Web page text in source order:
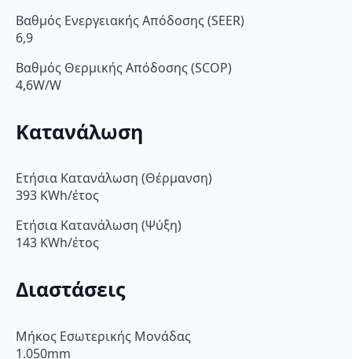
Βαθμός Ενεργειακής Απόδοσης (SEER)
6,9
Βαθμός Θερμικής Απόδοσης (SCOP)
4,6W/W
Κατανάλωση
Ετήσια Κατανάλωση (Θέρμανση)
393 KWh/έτος
Ετήσια Κατανάλωση (Ψύξη)
143 KWh/έτος
Διαστάσεις
Μήκος Εσωτερικής Μονάδας
1.050mm